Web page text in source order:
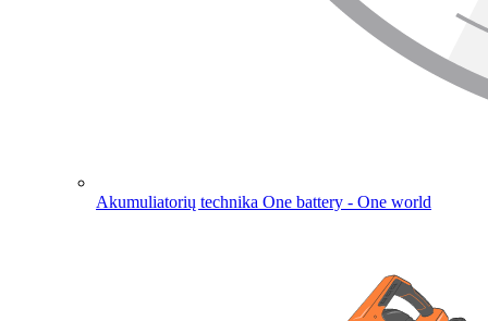
Akumuliatorių technika One battery - One world